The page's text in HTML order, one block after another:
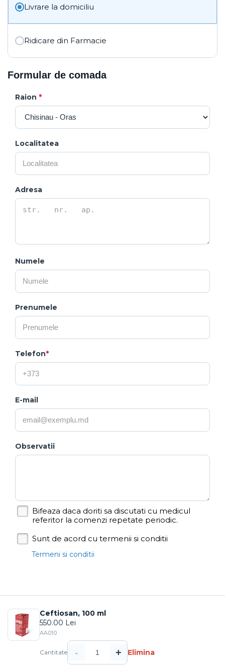
Livrare la domiciliu
Ridicare din Farmacie
Formular de comada
Raion *
Localitatea
Adresa
Numele
Prenumele
Telefon*
E-mail
Observatii
Bifeaza daca doriti sa discutati cu medicul
referitor la comenzi repetate periodic.
Sunt de acord cu termenii si conditii
Termeni si conditii
Ceftiosan, 100 ml
550.00 Lei
AA010
Cantitate - + Elimina